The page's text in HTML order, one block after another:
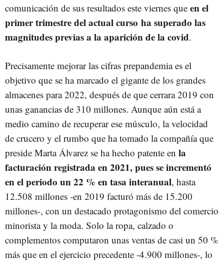
comunicación de sus resultados este viernes que en el
primer trimestre del actual curso ha superado las
magnitudes previas a la aparición de la covid.
Precisamente mejorar las cifras prepandemia es el
objetivo que se ha marcado el gigante de los grandes
almacenes para 2022, después de que cerrara 2019 con
unas ganancias de 310 millones. Aunque aún está a
medio camino de recuperar ese músculo, la velocidad
de crucero y el rumbo que ha tomado la compañía que
preside Marta Álvarez se ha hecho patente en la
facturación registrada en 2021, pues se incrementó
en el periodo un 22 % en tasa interanual, hasta
12.508 millones -en 2019 facturó más de 15.200
millones-, con un destacado protagonismo del comercio
minorista y la moda. Solo la ropa, calzado o
complementos computaron unas ventas de casi un 50 %
más que en el ejercicio precedente -4.900 millones-, lo